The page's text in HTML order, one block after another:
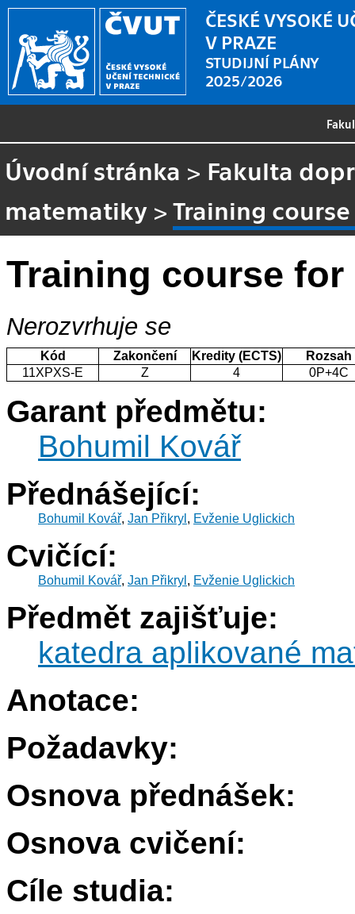
ČESKÉ VYSOKÉ
V PRAZE
STUDIJNÍ PLÁNY
2025/2026
Úvodní stránka > Fakulta
matematiky >Training
Training course
Nerozvrhuje se
Kód Zakončení Kredity (ECTS)
Rozsah
11XPXS-E
Z 4 0P+4C
Garant předmětu:
Bohumil Kovář
Přednášející:
Bohumil Kovář, Jan Přikryl , Evženie Uglickich
Cvičící:
Bohumil Kovář, Jan Přikryl , Evženie Uglickich
Předmět zajišťuje:
katedra aplikované
Anotace:
Požadavky:
Osnova přednášek:
Osnova cvičení:
Cíle studia: